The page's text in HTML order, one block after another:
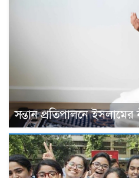
সন্তান প্রতিপালনে ইসলামের